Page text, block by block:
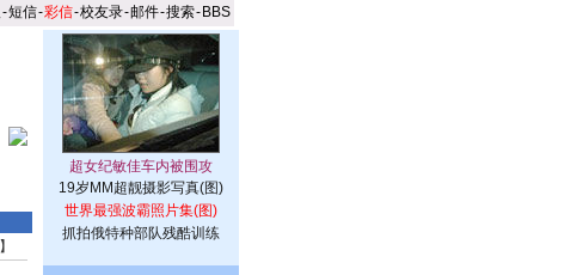
-短信-彩信-校友录-邮件-搜索- BBS
】
19岁MM超靓摄影写真(图)
世界最强波霸照片集(图)
抓拍俄特种部队残酷训练